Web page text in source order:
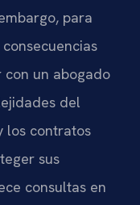
para
con un abogado
del
los contratos
sus
consultas en